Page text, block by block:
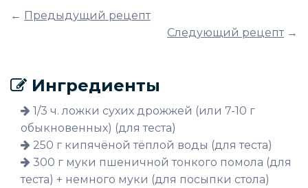
← Предыдущий рецепт
Следующий рецепт→
Ингредиенты
1/3 ч. ложки сухих дрожжей (или 7-10 г
обыкновенных) (для теста)
250 г кипячёной тёплой воды (для теста)
300 г муки пшеничной тонкого помола (для
теста) + немного муки (для посыпки стола)